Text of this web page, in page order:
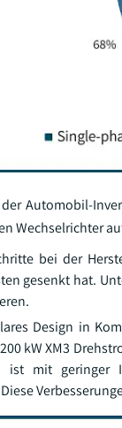
Automobil-
Wechselrichter
bei der
gesenkt hat.
Design in
kW XM3
ist mit